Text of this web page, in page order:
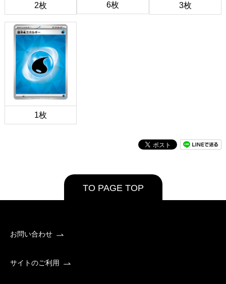
2枚 6枚 3枚
1枚
TO PAGE TOP
お問い合わせ
サイトのご利用